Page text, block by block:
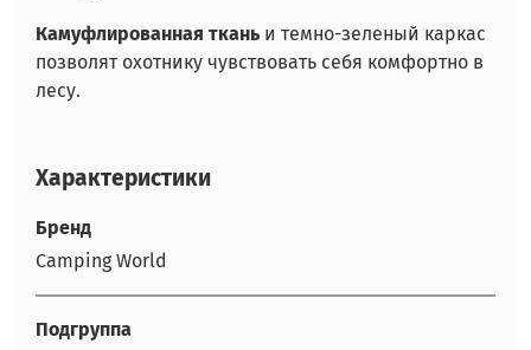
Камуфлированная ткань и темно-зеленый каркас
позволят охотнику чувствовать себя комфортно в
лесу.
Характеристики
Бренд
Camping World
Подгруппа